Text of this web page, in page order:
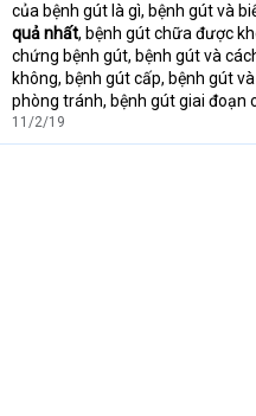
của bệnh gút là gì, bệnh gút và
quả nhất, bệnh gút chữa được
chứng bệnh gút, bệnh gút và
không, bệnh gút cấp, bệnh gút
phòng tránh, bệnh gút giai đoạn
11/2/19